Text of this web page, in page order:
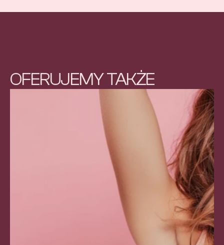
OFERUJEMY TAKŻE